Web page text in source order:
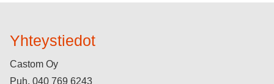
Yhteystiedot
Castom Oy
Puh. 040 769 6243